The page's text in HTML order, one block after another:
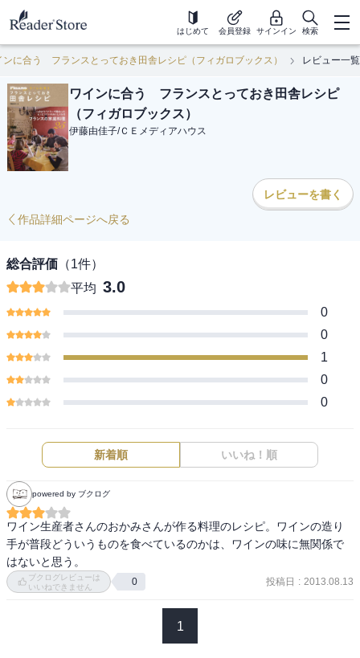
はじめて 会員登録 サインイン 検索
ンに合う フランスとっておき田舎レシピ（フィガロブックス） レビュー一覧
ワインに合う フランスとっておき田舎レシピ
（フィガロブックス）
伊藤由佳子/ＣＥメディアハウス
レビューを書く
作品詳細ページへ戻る
総合評価 （1件）
平均 3.0
0
0
1
0
0
新着順 いいね！順
powered by ブクログ
ワイン生産者さんのおかみさんが作る料理のレシピ。ワインの造り
手が普段どういうものを食べているのかは、ワインの味に無関係で
はないと思う。
ブクログレビューは
いいねできません
0 投稿日 : 2013.08.13
1